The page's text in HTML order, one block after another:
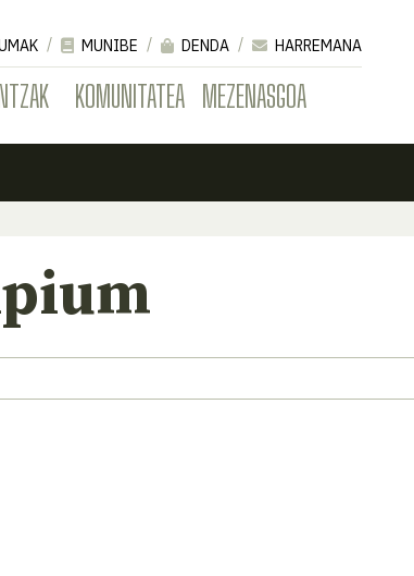
KOMUNITATEA MEZENASGOA
MUNIBE DENDA
HARREMANA